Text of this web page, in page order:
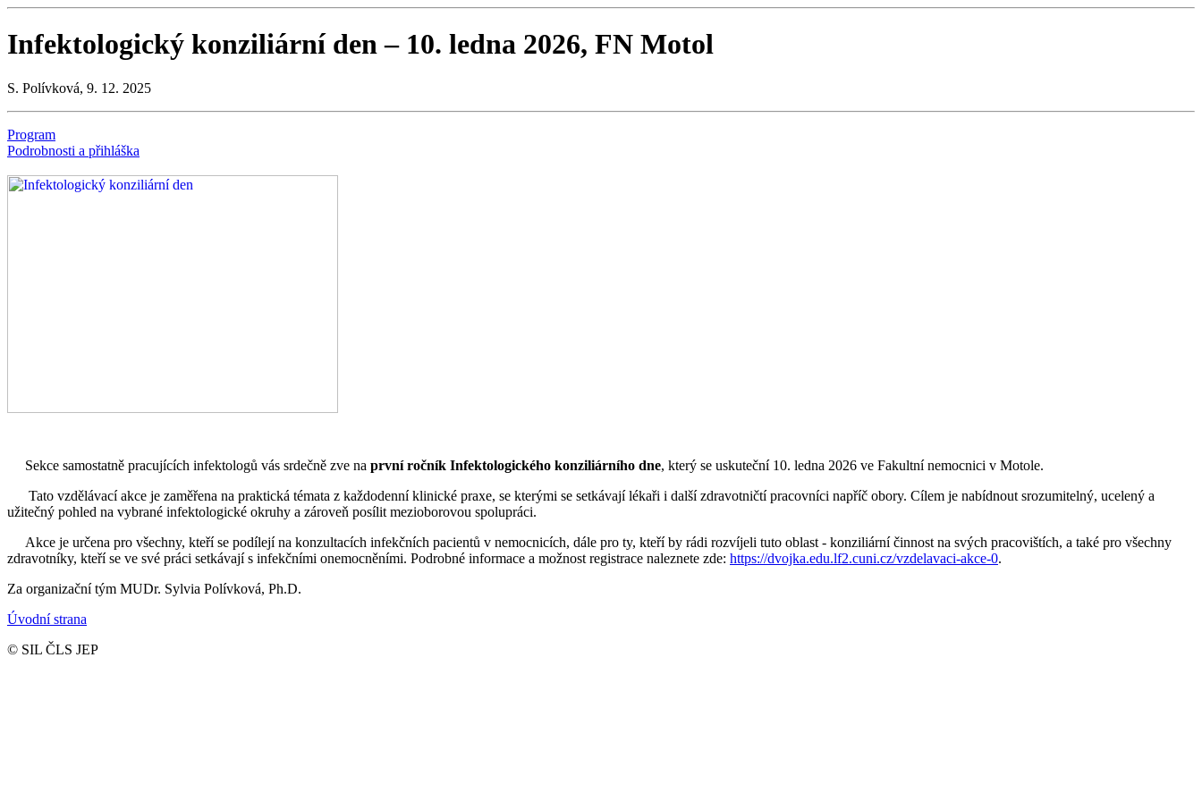
Infektologický konziliární den – 10. ledna 2026, FN Motol
S. Polívková, 9. 12. 2025
Program
Podrobnosti a přihláška
Sekce samostatně pracujících infektologů vás srdečně zve na první ročník Infektologického konziliárního dne, který se uskuteční 10. ledna 2026 ve Fakultní nemocnici v Motole.
Tato vzdělávací akce je zaměřena na praktická témata z každodenní klinické praxe, se kterými se setkávají lékaři i další zdravotničtí pracovníci napříč obory. Cílem je nabídnout srozumitelný, ucelený a
užitečný pohled na vybrané infektologické okruhy a zároveň posílit mezioborovou spolupráci.
Akce je určena pro všechny, kteří se podílejí na konzultacích infekčních pacientů v nemocnicích, dále pro ty, kteří by rádi rozvíjeli tuto oblast - konziliární činnost na svých pracovištích, a také pro všechny
zdravotníky, kteří se ve své práci setkávají s infekčními onemocněními. Podrobné informace a možnost registrace naleznete zde: https://dvojka.edu.lf2.cuni.cz/vzdelavaci-akce-0.
Za organizační tým MUDr. Sylvia Polívková, Ph.D.
Úvodní strana
© SIL ČLS JEP